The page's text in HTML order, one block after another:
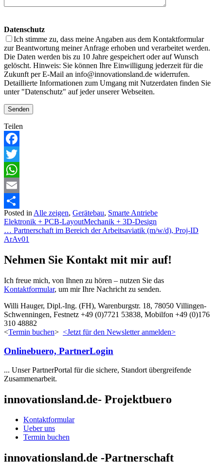
Datenschutz
Ich stimme zu, dass meine Angaben aus dem Kontaktformular
zur Beantwortung meiner Anfrage erhoben und verarbeitet werden.
Die Daten werden bis zu 10 Jahre gespeichert oder auf Wunsch
gelöscht. Hinweis: Sie können Ihre Einwilligung jederzeit für die
Zukunft per E-Mail an info@innovationsland.de widerrufen.
Detaillierte Informationen zum Umgang mit Nutzerdaten finden Sie
unter "Datenschutz" auf jeder unserer Webseiten.
Teilen
Facebook
Twitter
WhatsApp
Email
Teilen
Posted inAlle zeigen, Gerätebau, Smarte Antriebe
Elektronik + PCB-LayoutMechanik + 3D-Design
Post
navigation
… Partnerschaft im Bereich der Arbeitsaviatik (m/w/d), Proj-ID
ArAv01
Nehmen Sie Kontakt mit mir auf!
Ich freue mich, von Ihnen zu hören – nutzen Sie das
Kontaktformular, um mir Ihre Nachricht zu senden.
Willi Hauger, Dipl.-Ing. (FH), Warenburgstr. 18, 78050 Villingen-
Schwenningen, Festnetz +49 (0)7721 53838, Mobilfon +49 (0)176
310 48882
<Termin buchen> <Jetzt für den Newsletter anmelden>
Onlinebuero, PartnerLogin
... Unser PartnerPortal für die sichere, Standort übergreifende
Zusammenarbeit.
innovationsland.de- Projektbuero
Kontaktformular
Ueber uns
Termin buchen
innovationsland.de -Partnerschaft